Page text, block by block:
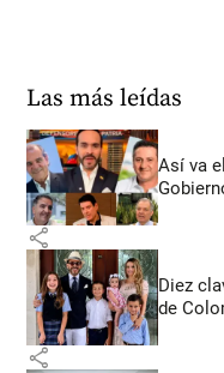
Las más leídas
Así va
share
Diez
de
share